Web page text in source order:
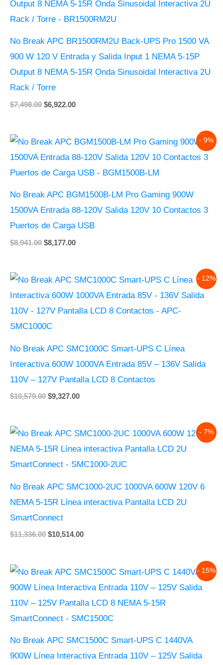
No Break APC BR1500RM2U Back-UPS Pro 1500 VA
900 W 120 V Entrada y Salida Input 1 NEMA 5-15P
Output 8 NEMA 5-15R Onda Sinusoidal Interactiva 2U
Rack / Torre
$7,498.00 $6,922.00
- 9%
No Break APC BGM1500B-LM Pro Gaming 900W
1500VA Entrada 88-120V Salida 120V 10 Contactos 3
Puertos de Carga USB
$8,941.00
Original
was:
$8,177.00
Current
is:
- 12%
No Break APC SMC1000C Smart-UPS C Línea
Interactiva 600W 1000VA Entrada 85V – 136V Salida
110V – 127V Pantalla LCD 8 Contactos
$10,579.00
Original
was:
$9,327.00
Current
is:
- 7%
No Break APC SMC1000-2UC 1000VA 600W 120V 6
NEMA 5-15R Línea interactiva Pantalla LCD 2U
SmartConnect
$11,336.00
Original
was:
$10,514.00
Current
is:
- 15%
No Break APC SMC1500C Smart-UPS C 1440VA
900W Línea Interactiva Entrada 110V – 125V Salida
Original
was:
Current
is: